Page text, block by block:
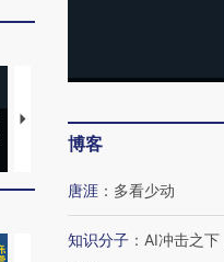
视线｜HYROX的吸金
术：是什么让中产们甘
马航
博客
唐涯 ： 多看少动
知识分子 ： AI冲击之